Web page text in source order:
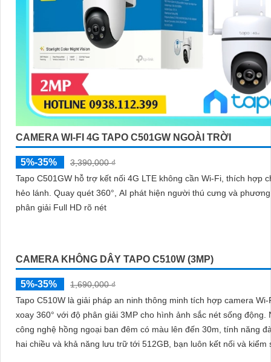
CAMERA IP WIFI KHÔNG DÂY TAPO C500
5%-35%
1,980,000 ₫
Tapo C500 là camera an ninh ngoài trời mạnh mẽ với thiết kế bền
chuẩn IP65, chống chọi tốt mọi điều kiện thời tiết. Với độ phân giải 2MP
khả năng quay quét linh hoạt và tầm nhìn hồng ngoại ban đêm
30m camera mang đến hình ảnh sắc nét 24/7
CAMERA WI-FI 4G TAPO C501GW NGOÀI TRỜI